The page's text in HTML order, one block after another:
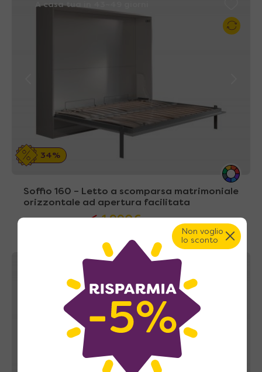
A casa tua in 43~49 giorni
34%
Soffio 160 – Letto a scomparsa matrimoniale
orizzontale ad apertura facilitata
1.990€
A casa tua in 43~49 giorni
Non voglio
lo sconto